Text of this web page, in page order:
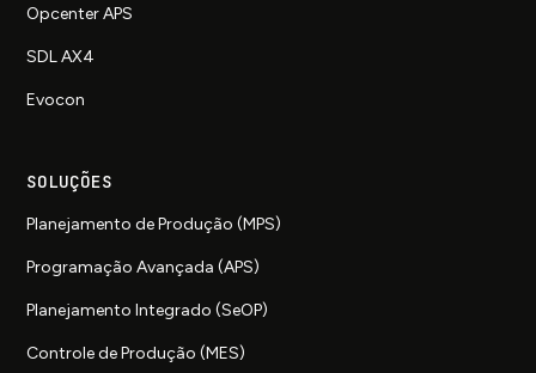
Opcenter APS
SDL AX4
Evocon
SOLUÇÕES
Planejamento de Produção (MPS)
Programação Avançada (APS)
Planejamento Integrado (SeOP)
Controle de Produção (MES)